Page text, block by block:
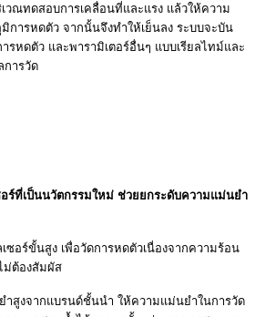
วณทดสอบการเคลื่อนที่และแรง แล้วให้ความ
การหดตัว จากนั้นจึงทำให้เย็นลง ระบบจะบัน
หดตัว และพารามิเตอร์อื่นๆ แบบเรียลไทม์และ
การวัด
อร์ที่เป็นนวัตกรรมใหม่ ช่วยยกระดับความแม่นยำ
ซอร์ขั้นสูง เพื่อวัดการหดตัวเนื่องจากความร้อน
ม่ต้องสัมผัส
ำสูงจากแบรนด์ชั้นนำ ให้ความแม่นยำในการวัด